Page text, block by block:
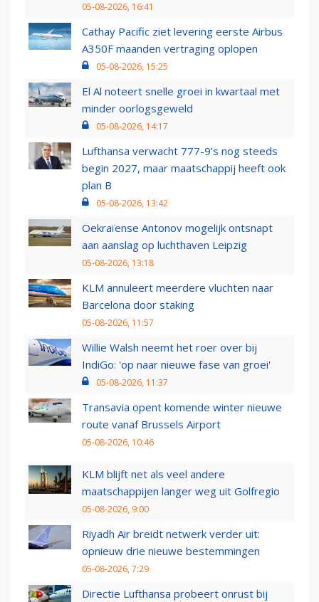
05-08-2026, 16:41
Cathay Pacific ziet levering eerste Airbus
A350F maanden vertraging oplopen
05-08-2026, 15:25
El Al noteert snelle groei in kwartaal met
minder oorlogsgeweld
05-08-2026, 14:17
Lufthansa verwacht 777-9’s nog steeds
begin 2027, maar maatschappij heeft ook
plan B
05-08-2026, 13:42
Oekraïense Antonov mogelijk ontsnapt
aan aanslag op luchthaven Leipzig
05-08-2026, 13:18
KLM annuleert meerdere vluchten naar
Barcelona door staking
05-08-2026, 11:57
Willie Walsh neemt het roer over bij
IndiGo: 'op naar nieuwe fase van groei'
05-08-2026, 11:37
Transavia opent komende winter nieuwe
route vanaf Brussels Airport
05-08-2026, 10:46
KLM blijft net als veel andere
maatschappijen langer weg uit Golfregio
05-08-2026, 9:00
Riyadh Air breidt netwerk verder uit:
opnieuw drie nieuwe bestemmingen
05-08-2026, 7:29
Directie Lufthansa probeert onrust bij